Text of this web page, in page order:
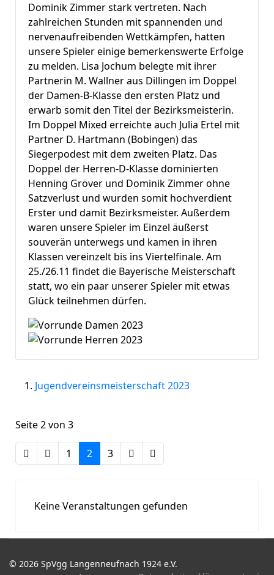
Dominik Zimmer stark vertreten. Nach
zahlreichen Stunden mit spannenden und
nervenaufreibenden Wettkämpfen, hatten
unsere Spieler einige bemerkenswerte Erfolge
zu melden. Lisa Jochum belegte mit ihrer
Partnerin M. Wallner aus Dillingen im Doppel
der Damen-B-Klasse den ersten Platz und
erwarb somit den Titel der Bezirksmeisterin.
Im Doppel Mixed erreichte auch Julia Ertel mit
Partner D. Hartmann (Bobingen) das
Siegerpodest mit dem zweiten Platz. Das
Doppel der Herren-D-Klasse dominierten
Henning Gröver und Dominik Zimmer ohne
Satzverlust und wurden somit hochverdient
Erster und damit Bezirksmeister. Außerdem
waren unsere Spieler im Einzel äußerst
souverän unterwegs und kamen in ihren
Klassen vereinzelt bis ins Viertelfinale. Am
25./26.11 findet die Bayerische Meisterschaft
statt, wo ein paar unserer Spieler mit etwas
Glück teilnehmen dürfen.
Jugendvereinsmeisterschaft 2023
Seite 2 von 3
1 2 3
Keine Veranstaltungen gefunden
© 2026 SpVgg Langenneufnach 1924 e.V.